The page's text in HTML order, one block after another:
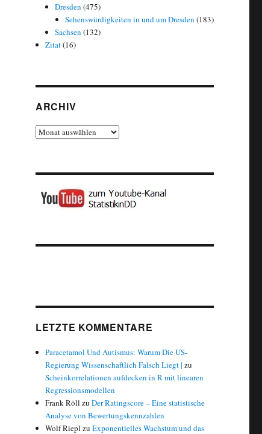
Dresden (475)
Sehenswürdigkeiten in und um Dresden (183)
Sachsen (132)
Zitat(16)
ARCHIV
Archiv
LETZTE KOMMENTARE
Paracetamol Und Autismus: Warum Die US-
Regierung Wissenschaftlich Falsch Liegt | zu
Scheinkorrelationen aufdecken in R mit linearen
Regressionsmodellen
Frank Röll zuDer Ratingscore – Eine statistische
Analyse von Bewertungskennzahlen
Wolf Riepl zuExponentielles Wachstum und das